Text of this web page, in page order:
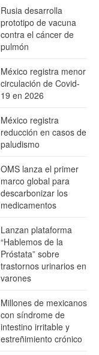
Rusia desarrolla
prototipo de vacuna
contra el cáncer de
pulmón
México registra menor
circulación de Covid-
19 en 2026
México registra
reducción en casos de
paludismo
OMS lanza el primer
marco global para
descarbonizar los
medicamentos
Lanzan plataforma
“Hablemos de la
Próstata” sobre
trastornos urinarios en
varones
Millones de mexicanos
con síndrome de
intestino irritable y
estreñimiento crónico